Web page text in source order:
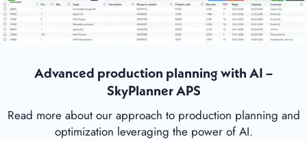
Advanced production planning with AI –
SkyPlanner APS
Read more about our approach to production planning and
optimization leveraging the power of AI.